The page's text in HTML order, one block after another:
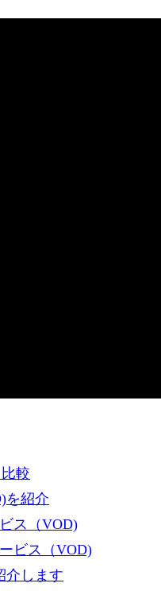
較
を紹介
ス（VOD)
ビス（VOD)
介します